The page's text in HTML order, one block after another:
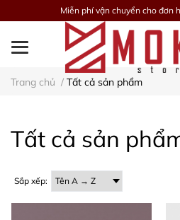
Miễn phí vận chuyển cho đơn
Trang chủ / Tất cả sản phẩm
Tất cả sản
Sắp xếp: